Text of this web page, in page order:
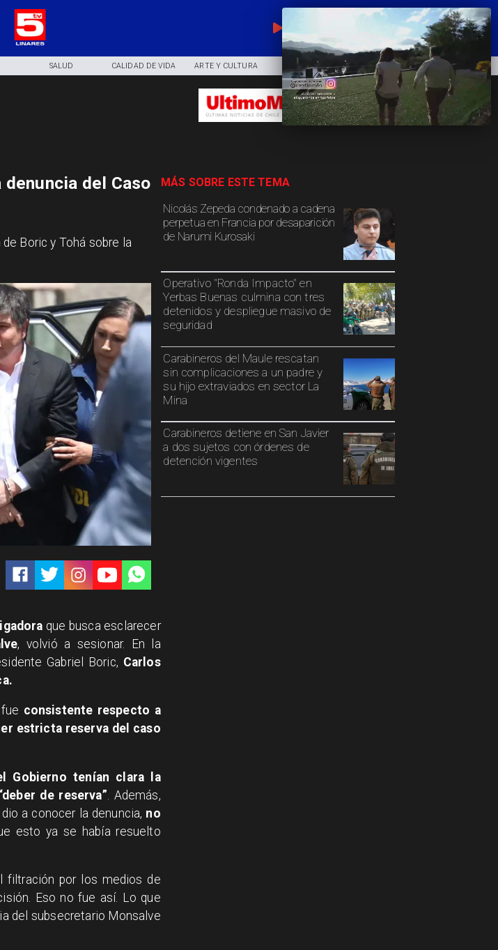
SALUD CALIDAD DE VIDA ARTE Y CULTURA COMUNIDAD DEPORTES
Nicolás Zepeda condenado a cadena
perpetua en Francia por desaparición
de Narumi Kurosaki
Operativo "Ronda Impacto" en
Yerbas Buenas culmina con tres
detenidos y despliegue masivo de
seguridad
Carabineros del Maule rescatan
sin complicaciones a un padre y
su hijo extraviados en sector La
Mina
Carabineros detiene en San Javier
a dos sujetos con órdenes de
detención vigentes
MÁS SOBRE ESTE TEMA
del Caso
Boric y Tohá sobre la
que busca esclarecer
, volvió a sesionar. En la
Gabriel Boric, Carlos
consistente respecto a
estricta reserva del caso
Gobierno tenían clara la
de reserva” . Además,
a conocer la denuncia, no
esto ya se había resuelto
filtración por los medios de
Eso no fue así. Lo que
del subsecretario Monsalve